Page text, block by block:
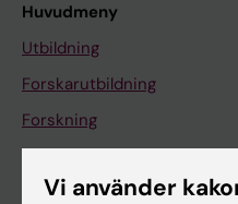
Huvudmeny
Utbildning
Forskarutbildning
Forskning
Vi använder